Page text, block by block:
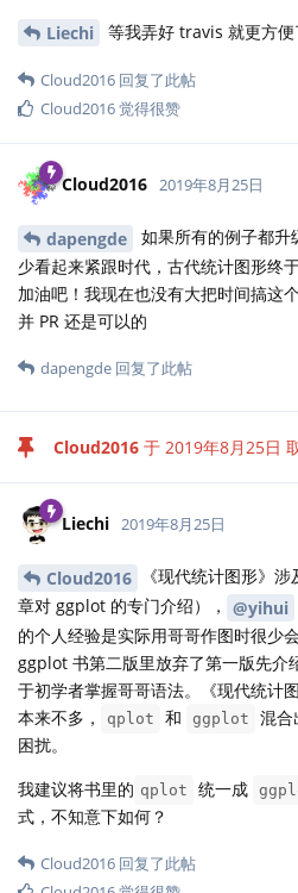
Liechi 等我弄好 travis 就更方便
Cloud2016 回复了此帖
Cloud2016觉得很赞
Cloud2016 2019年8月25日
dapengde
如果所有的例子都
少看起来紧跟时代，古代统计图形终
加油吧！我现在也没有大把时间搞这
并 PR 还是可以的
dapengde 回复了此帖
Cloud2016 于 2019年8月25日
Liechi 2019年8月25日
Cloud2016
《现代统计图形》
章对 ggplot 的专门介绍）， @yihui
的个人经验是实际用哥哥作图时很少
ggplot 书第二版里放弃了第一版先介
于初学者掌握哥哥语法。《现代统计
本来不多，
qplot 和 ggplot
混合
困扰。
我建议将书里的 qplot 统一成
式，不知意下如何？
Cloud2016 回复了此帖